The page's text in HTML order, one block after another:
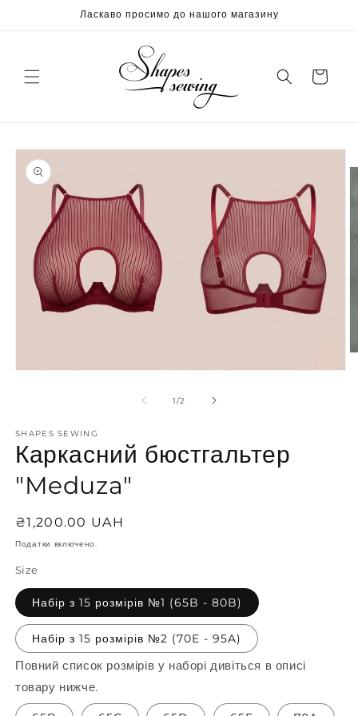
Ласкаво просимо до нашого магазину
кошик
до
інформації
про
продукт
режимі
1/з2
SHAPES SEWING
Каркасний бюстгальтер
"Meduza"
Звичайна
ціна
₴1,200.00 UAH
Податки включено.
Size
Набір з 15 розмірів №1 (65B - 80B)
Набір з 15 розмірів №2 (70E - 95A)
Повний список розмірів у наборі дивіться в описі
товару нижче.